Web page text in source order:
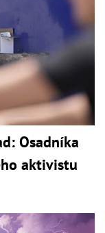
Osadníka
aktivistu